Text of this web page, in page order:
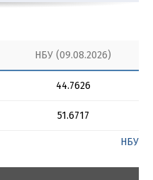
НБУ (09.08.2026)
44.7626
51.6717
НБУ